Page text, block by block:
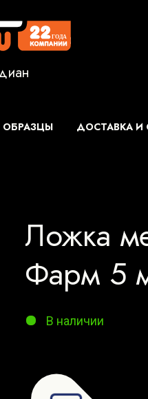
ОБРАЗЦЫ ДОСТАВКА И
Ложка
Фарм 5
В наличии